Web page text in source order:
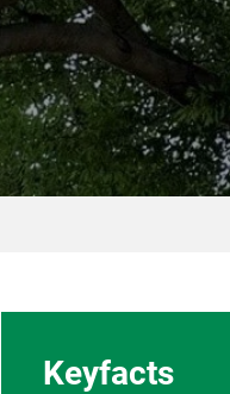
Keyfacts